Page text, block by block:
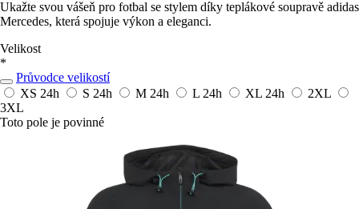
Ukažte svou vášeň pro fotbal se stylem díky teplákové soupravě adidas
Mercedes, která spojuje výkon a eleganci.
Velikost
*
Průvodce velikostí
XS 24h S 24h M 24h L 24h XL 24h
2XL
3XL
Toto pole je povinné